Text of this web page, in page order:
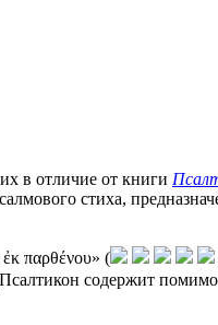
в отличие от книги
стиха,
παρθένου» (
содержит